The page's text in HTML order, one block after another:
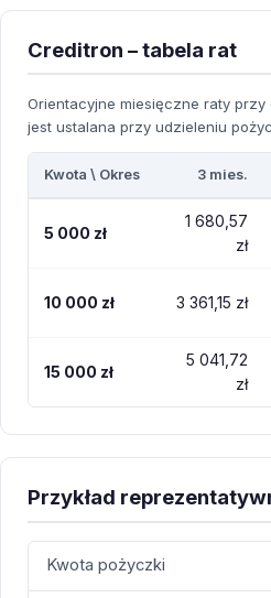
Creditron – tabela rat
Orientacyjne miesięczne raty
jest ustalana przy udzieleniu
Kwota \ Okres 3 mies.
5 000 zł
1 680,57
zł
10 000 zł 3 361,15 zł
15 000 zł
5 041,72
zł
Przykład
Kwota pożyczki